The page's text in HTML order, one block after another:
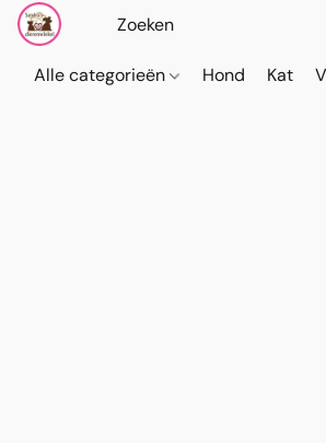
Alle categorieën Hond Kat